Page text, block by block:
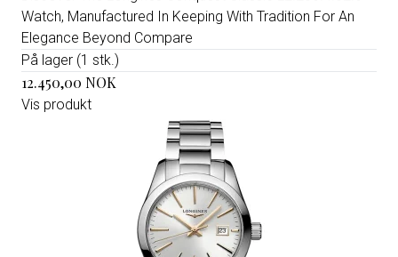
Watch, Manufactured In Keeping With Tradition For An
Elegance Beyond Compare
På lager (1 stk.)
12.450,00 NOK
Vis produkt